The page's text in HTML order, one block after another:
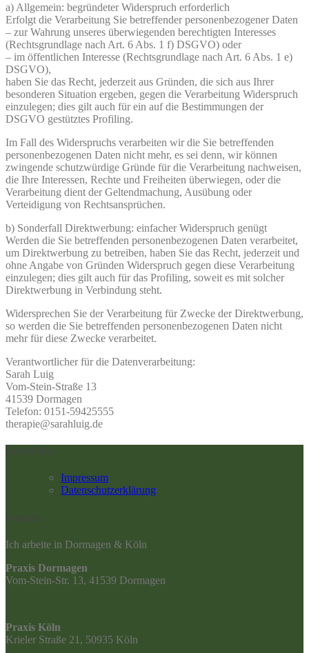
a) Allgemein: begründeter Widerspruch erforderlich
Erfolgt die Verarbeitung Sie betreffender personenbezogener Daten
– zur Wahrung unseres überwiegenden berechtigten Interesses
(Rechtsgrundlage nach Art. 6 Abs. 1 f) DSGVO) oder
– im öffentlichen Interesse (Rechtsgrundlage nach Art. 6 Abs. 1 e)
DSGVO),
haben Sie das Recht, jederzeit aus Gründen, die sich aus Ihrer
besonderen Situation ergeben, gegen die Verarbeitung Widerspruch
einzulegen; dies gilt auch für ein auf die Bestimmungen der
DSGVO gestütztes Profiling.
Im Fall des Widerspruchs verarbeiten wir die Sie betreffenden
personenbezogenen Daten nicht mehr, es sei denn, wir können
zwingende schutzwürdige Gründe für die Verarbeitung nachweisen,
die Ihre Interessen, Rechte und Freiheiten überwiegen, oder die
Verarbeitung dient der Geltendmachung, Ausübung oder
Verteidigung von Rechtsansprüchen.
b) Sonderfall Direktwerbung: einfacher Widerspruch genügt
Werden die Sie betreffenden personenbezogenen Daten verarbeitet,
um Direktwerbung zu betreiben, haben Sie das Recht, jederzeit und
ohne Angabe von Gründen Widerspruch gegen diese Verarbeitung
einzulegen; dies gilt auch für das Profiling, soweit es mit solcher
Direktwerbung in Verbindung steht.
Widersprechen Sie der Verarbeitung für Zwecke der Direktwerbung,
so werden die Sie betreffenden personenbezogenen Daten nicht
mehr für diese Zwecke verarbeitet.
Verantwortlicher für die Datenverarbeitung:
Sarah Luig
Vom-Stein-Straße 13
41539 Dormagen
Telefon: 0151-59425555
therapie@sarahluig.de
Impressum
Datenschutzerklärung
Ich arbeite in Dormagen & Köln
Praxis Dormagen
Vom-Stein-Str. 13, 41539 Dormagen
Praxis Köln
Krieler Straße 21, 50935 Köln